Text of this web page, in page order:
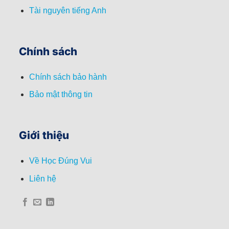
Tài nguyên tiếng Anh
Chính sách
Chính sách bảo hành
Bảo mật thông tin
Giới thiệu
Về Học Đúng Vui
Liên hệ